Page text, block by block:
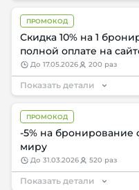
ПРОМОКОД
Скидка 10% на 1
полной оплате на
до 17.05.2026 200 раз
Показать детали
ПРОМОКОД
-5% на бронирование
миру
до 31.03.2026 520 раз
Показать детали